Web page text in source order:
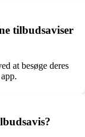
tilbudsaviser
at besøge deres